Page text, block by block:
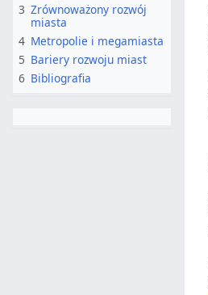
3 Zrównoważony rozwój
miasta
4 Metropolie i megamiasta
5 Bariery rozwoju miast
6 Bibliografia